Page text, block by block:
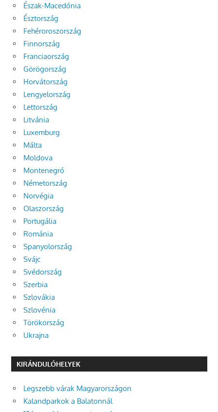
Észak-Macedónia
Észtország
Fehéroroszország
Finnország
Franciaország
Görögország
Horvátország
Lengyelország
Lettország
Litvánia
Luxemburg
Málta
Moldova
Montenegró
Németország
Norvégia
Olaszország
Portugália
Románia
Spanyolország
Svájc
Svédország
Szerbia
Szlovákia
Szlovénia
Törökország
Ukrajna
KIRÁNDULÓHELYEK
Legszebb várak Magyarországon
Kalandparkok a Balatonnál